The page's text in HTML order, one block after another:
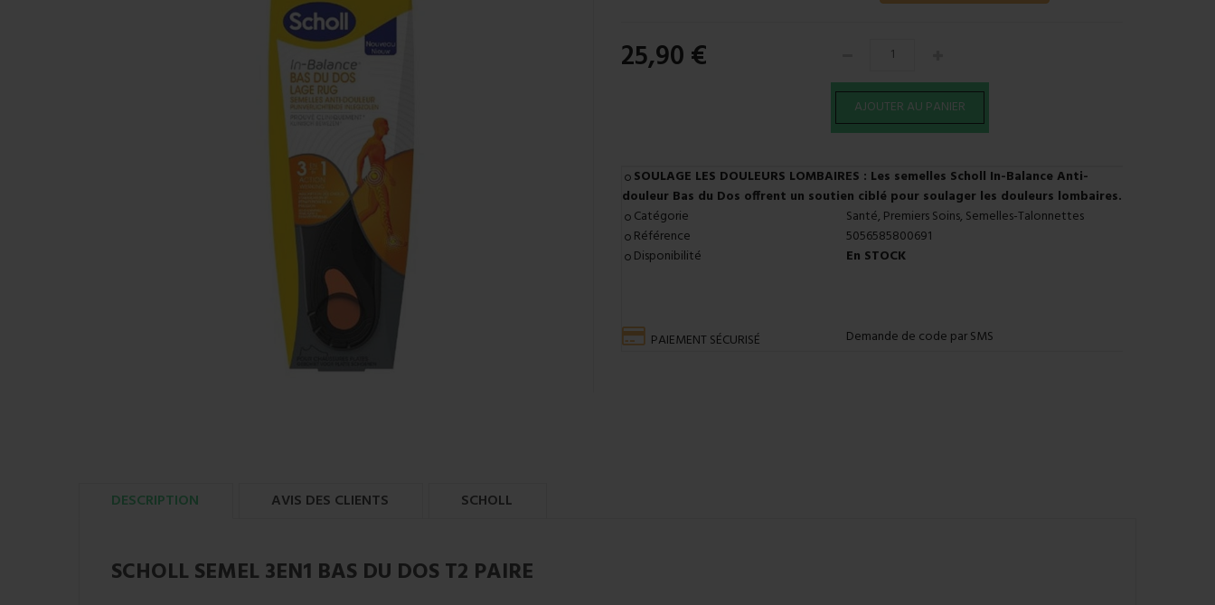
25,90 €
SOULAGE LES DOULEURS LOMBAIRES : Les semelles Scholl In-Balance Anti-
douleur Bas du Dos offrent un soutien ciblé pour soulager les douleurs lombaires.
Catégorie
Santé, Premiers Soins, Semelles-Talonnettes
Référence
5056585800691
Disponibilité
En STOCK
PAIEMENT SÉCURISÉ Demande de code par SMS
DESCRIPTION AVIS DES CLIENTS SCHOLL
SCHOLL SEMEL 3EN1 BAS DU DOS T2 PAIRE